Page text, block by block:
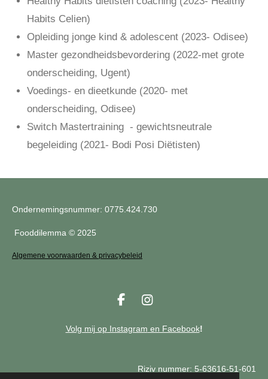
Habits Celien)
Opleiding jonge kind & adolescent (2023- Odisee)
Master gezondheidsbevordering (2022-met grote
onderscheiding, Ugent)
Voedings- en dieetkunde (2020- met
onderscheiding, Odisee)
Switch Mastertraining - gewichtsneutrale
begeleiding (2021- Bodi Posi Diëtisten)
Ondernemingsnummer: 0775.424.730
Fooddilemma © 2025
Algemene voorwaarden & privacybeleid
F
c
I
s
g
Volg mij opInstagram en Facebook!
Riziv nummer: 5-63616-51-601